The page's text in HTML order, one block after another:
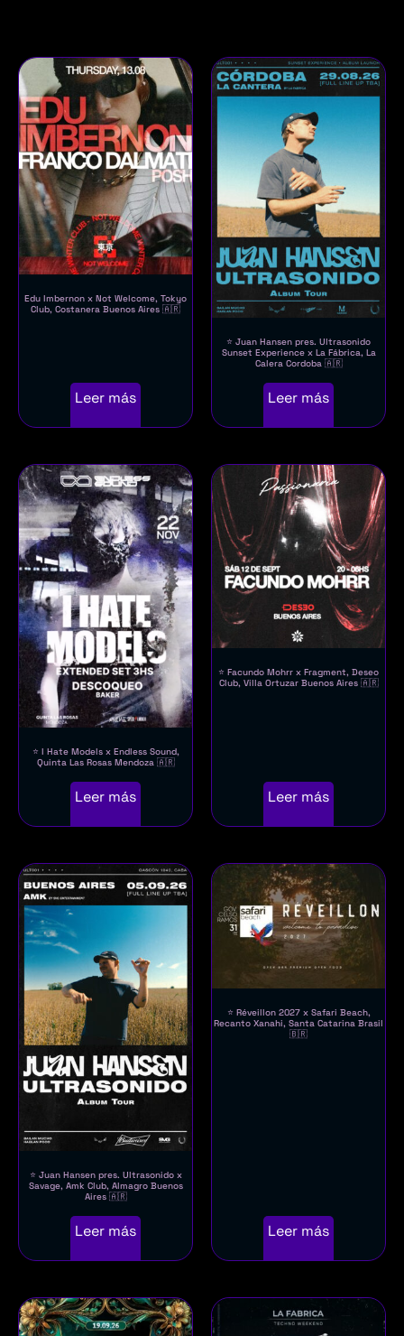
Edu Imbernon x Not Welcome, Tokyo
Club, Costanera Buenos Aires 🇦🇷
Leer más
⭐ Juan Hansen pres. Ultrasonido
Sunset Experience x La Fábrica, La
Calera Cordoba 🇦🇷
Leer más
⭐ I Hate Models x Endless Sound,
Quinta Las Rosas Mendoza 🇦🇷
Leer más
⭐ Facundo Mohrr x Fragment, Deseo
Club, Villa Ortuzar Buenos Aires 🇦🇷
Leer más
⭐ Juan Hansen pres. Ultrasonido x
Savage, Amk Club, Almagro Buenos
Aires 🇦🇷
Leer más
⭐ Réveillon 2027 x Safari Beach,
Recanto Xanahi, Santa Catarina Brasil
🇧🇷
Leer más